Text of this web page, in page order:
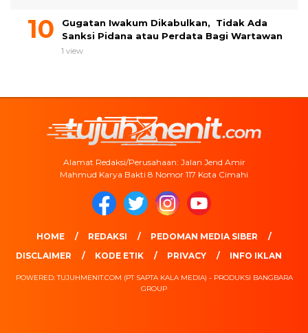
Gugatan Iwakum Dikabulkan, Tidak Ada
Sanksi Pidana atau Perdata Bagi Wartawan
1 view
Alamat Redaksi/Perusahaan: Jalan Jend Amir
Mahmud Karya Bakti 8 Nomor 117 Kota Cimahi
HOME REDAKSI
PEDOMAN MEDIA SIBER
DISCLAIMER
KODE ETIK PRIVACY INFO IKLAN
POWERED: TUJUHMENIT.COM (PT SAPTA KALA MEDIA) - PRODUKSI BANGBARA
GROUP